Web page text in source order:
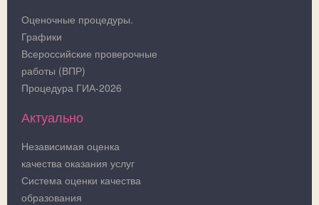
Оценочные процедуры.
Графики
Всероссийские проверочные
работы (ВПР)
Процедура ГИА-2026
Актуально
Независимая оценка
качества оказания услуг
Система оценки качества
образования